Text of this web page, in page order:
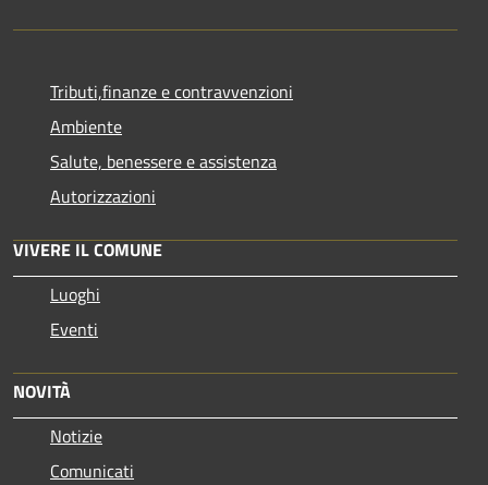
Tributi,finanze e contravvenzioni
Ambiente
Salute, benessere e assistenza
Autorizzazioni
VIVERE IL COMUNE
Luoghi
Eventi
NOVITÀ
Notizie
Comunicati